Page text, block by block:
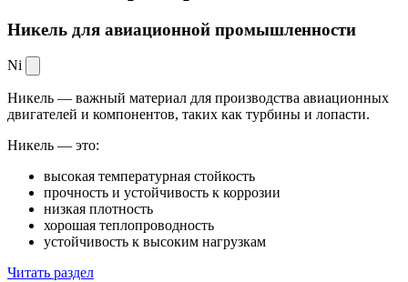
Никель для авиационной промышленности
Ni
Никель — важный материал для производства авиационных
двигателей и компонентов, таких как турбины и лопасти.
Никель — это:
высокая температурная стойкость
прочность и устойчивость к коррозии
низкая плотность
хорошая теплопроводность
устойчивость к высоким нагрузкам
Читать раздел